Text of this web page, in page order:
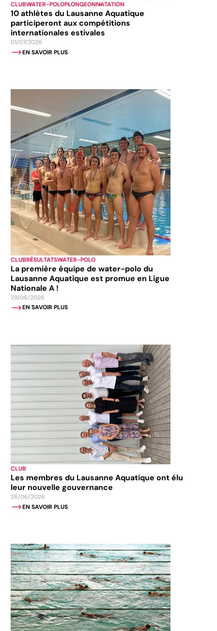
CLUBWATER-POLOPLONGEONNATATION
10 athlètes du Lausanne Aquatique
participeront aux compétitions
internationales estivales
01/07/2026
EN SAVOIR PLUS
CLUBRÉSULTATSWATER-POLO
La première équipe de water-polo du
Lausanne Aquatique est promue en Ligue
Nationale A !
29/06/2026
EN SAVOIR PLUS
CLUB
Les membres du Lausanne Aquatique ont élu
leur nouvelle gouvernance
26/06/2026
EN SAVOIR PLUS